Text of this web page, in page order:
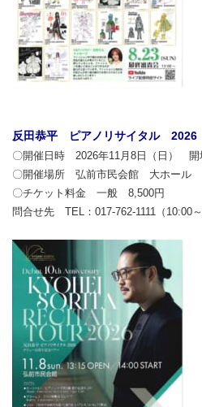
反田恭平 ピアノリサイタル 2026
〇開催日時 2026年11月8日（日）
〇開催場所 弘前市民会館 大ホール
〇チケット料金 一般 8,500円
問合せ先 TEL：017-762-1111（10:00～